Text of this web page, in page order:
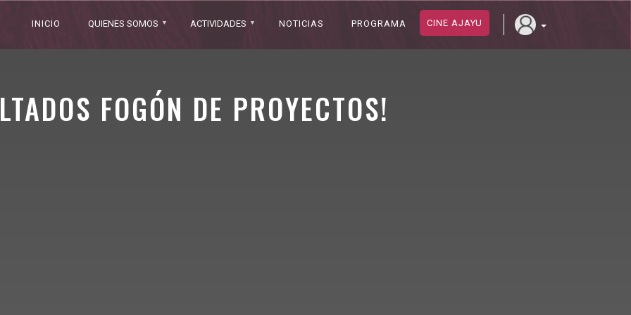
INICIO QUIENES SOMOS ACTIVIDADES NOTICIAS PROGRAMA CINE AJAYU
FOGÓN DE PROYECTOS!